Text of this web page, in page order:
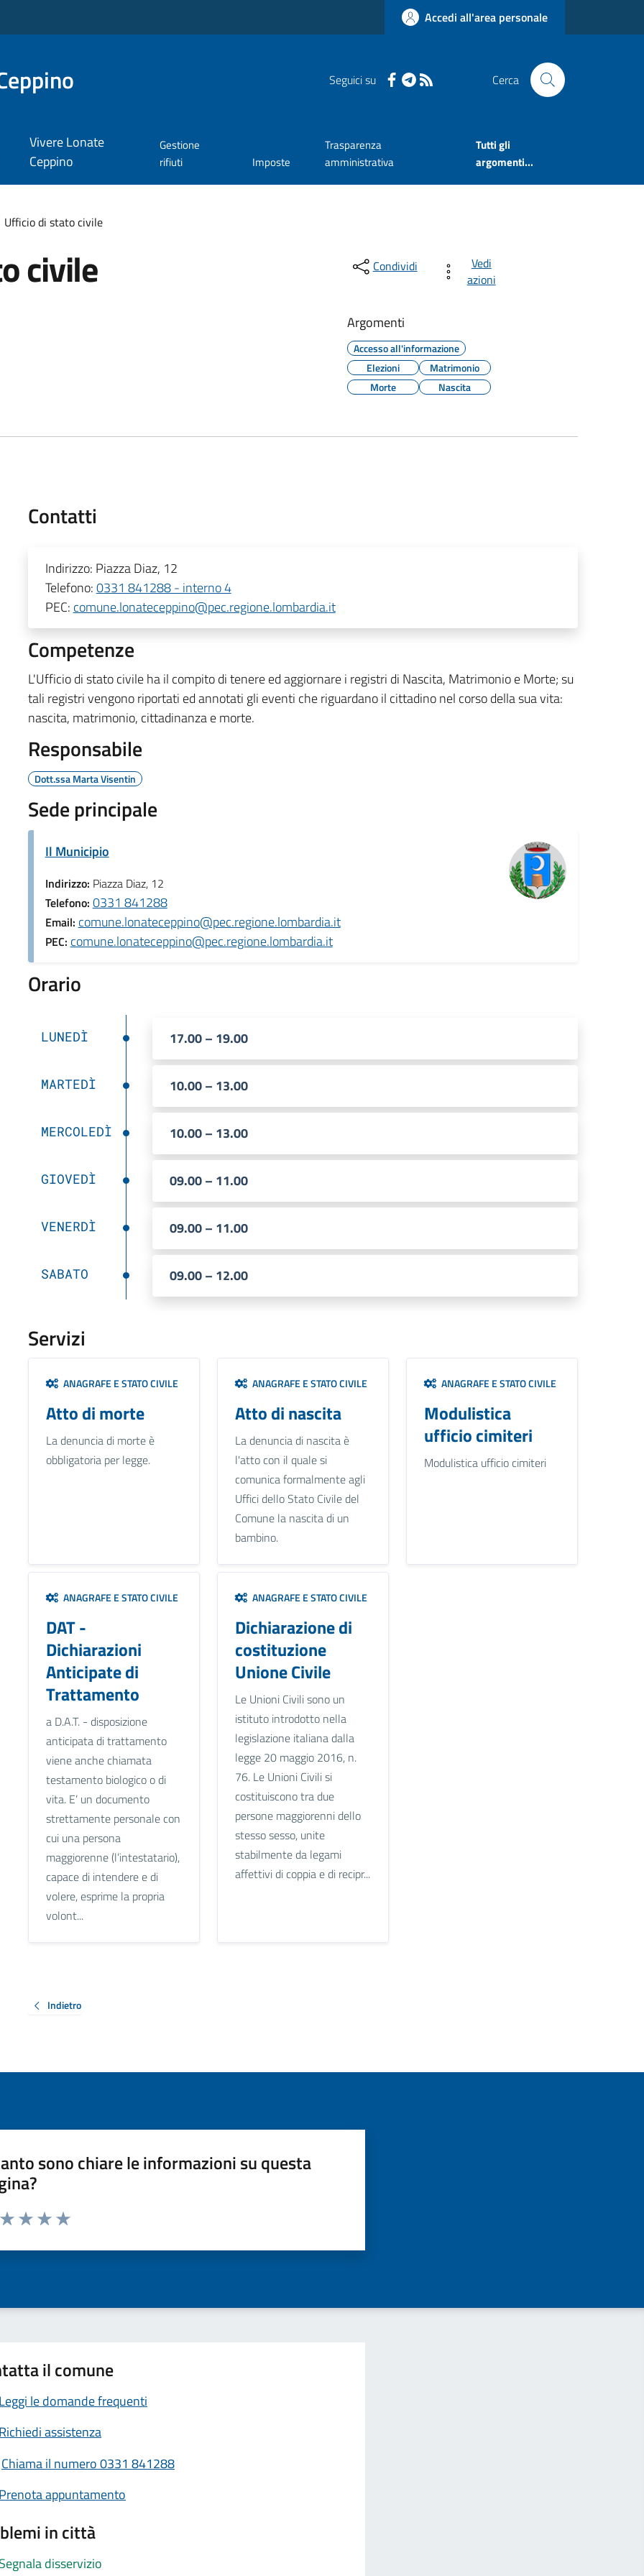
Accedi all'area personale
Seguici su Cerca
Vivere Lonate
Ceppino
Gestione
rifiuti
Imposte
Trasparenza
amministrativa
Tutti gli
argomenti...
Ufficio di stato civile
civile Condividi
Vedi
azioni
Argomenti
Accesso all'informazione
Elezioni
Matrimonio
Morte
Nascita
Contatti
Indirizzo: Piazza Diaz, 12
Telefono:0331 841288 - interno 4
PEC: comune.lonateceppino@pec.regione.lombardia.it
Competenze
L'Ufficio di stato civile ha il compito di tenere ed aggiornare i registri di Nascita, Matrimonio e Morte; su
tali registri vengono riportati ed annotati gli eventi che riguardano il cittadino nel corso della sua vita:
nascita, matrimonio, cittadinanza e morte.
Responsabile
Dott.ssa Marta Visentin
Sede principale
Il Municipio
Indirizzo: Piazza Diaz, 12
Telefono: 0331 841288
Email: comune.lonateceppino@pec.regione.lombardia.it
PEC: comune.lonateceppino@pec.regione.lombardia.it
Orario
LUNEDÌ 17.00 – 19.00
MARTEDÌ 10.00 – 13.00
MERCOLEDÌ 10.00 – 13.00
GIOVEDÌ 09.00 – 11.00
VENERDÌ 09.00 – 11.00
SABATO 09.00 – 12.00
Servizi
ANAGRAFE E STATO CIVILE
Atto di morte
La denuncia di morte è
obbligatoria per legge.
ANAGRAFE E STATO CIVILE
Atto di nascita
La denuncia di nascita è
l'atto con il quale si
comunica formalmente agli
Uffici dello Stato Civile del
Comune la nascita di un
bambino.
ANAGRAFE E STATO CIVILE
Modulistica
ufficio cimiteri
Modulistica ufficio cimiteri
ANAGRAFE E STATO CIVILE
DAT -
Dichiarazioni
Anticipate di
Trattamento
a D.A.T. - disposizione
anticipata di trattamento
viene anche chiamata
testamento biologico o di
vita. E’ un documento
strettamente personale con
cui una persona
maggiorenne (l’intestatario),
capace di intendere e di
volere, esprime la propria
volont...
ANAGRAFE E STATO CIVILE
Dichiarazione di
costituzione
Unione Civile
Le Unioni Civili sono un
istituto introdotto nella
legislazione italiana dalla
legge 20 maggio 2016, n.
76. Le Unioni Civili si
costituiscono tra due
persone maggiorenni dello
stesso sesso, unite
stabilmente da legami
affettivi di coppia e di recipr...
Indietro
sono chiare le informazioni su questa
da 1 a 5 stelle la pagina
il comune
Leggi le domande frequenti
Richiedi assistenza
Chiama il numero 0331 841288
Prenota appuntamento
in città
Segnala disservizio